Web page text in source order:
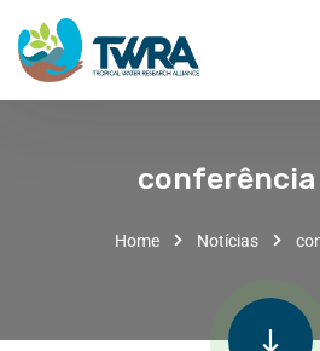
Home Notícias